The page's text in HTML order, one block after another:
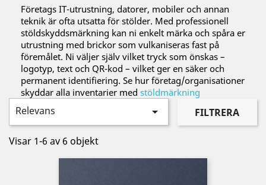
Företags IT-utrustning, datorer, mobiler och annan
teknik är ofta utsatta för stölder. Med professionell
stöldskyddsmärkning kan ni enkelt märka och spåra er
utrustning med brickor som vulkaniseras fast på
föremålet. Ni väljer själv vilket tryck som önskas –
logotyp, text och QR-kod – vilket ger en säker och
permanent identifiering. Se hur företag/organisationer
skyddar alla inventarier med stöldmärkning
Relevans  FILTRERA
Visar 1-6 av 6 objekt